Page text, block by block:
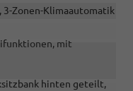
3-Zonen-Klimaautomatik
mit
hinten geteilt,